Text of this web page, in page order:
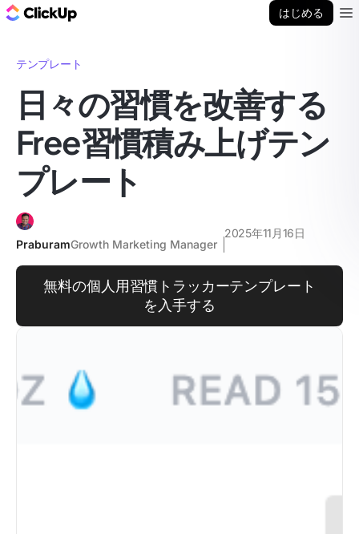
はじめる
テンプレート
日々の習慣を改善する
Free習慣積み上げテン
プレート
PraburamGrowth Marketing Manager
2025年11月16日
無料の個人用習慣トラッカーテンプレート
を入手する